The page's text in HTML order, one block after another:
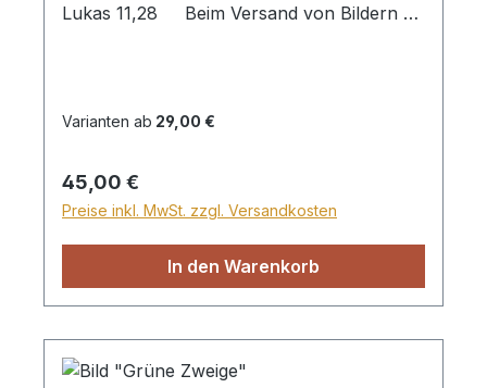
Lukas 11,28 Beim Versand von Bildern ab
Höhe von 28,99€ berechnet. Für den
Sperrgutzuschlag 30€.
Varianten ab 29,00 €
Regulärer Preis:
45,00 €
Preise inkl. MwSt. zzgl. Versandkosten
In den Warenkorb